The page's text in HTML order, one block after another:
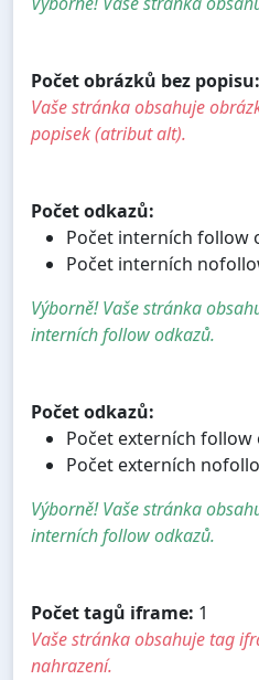
Počet obrázků bez popisu:
Vaše stránka obsahuje
popisek (atribut alt).
Počet odkazů:
Počet interních follow
Počet interních
Výborně! Vaše stránka
interních follow odkazů.
Počet odkazů:
Počet externích follow
Počet externích
Výborně! Vaše stránka
interních follow odkazů.
Počet tagů iframe: 1
Vaše stránka obsahuje tag
nahrazení.